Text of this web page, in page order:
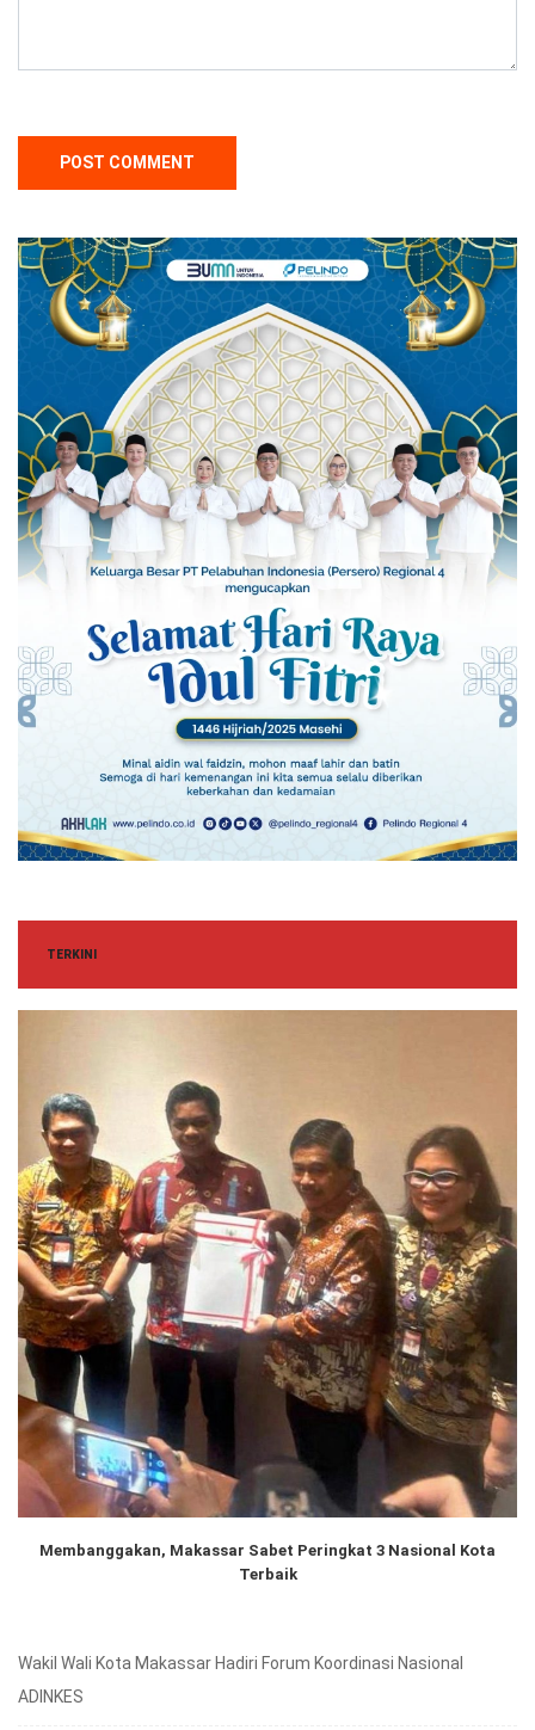
TERKINI
Membanggakan, Makassar Sabet Peringkat 3 Nasional Kota
Terbaik
Wakil Wali Kota Makassar Hadiri Forum Koordinasi Nasional
ADINKES